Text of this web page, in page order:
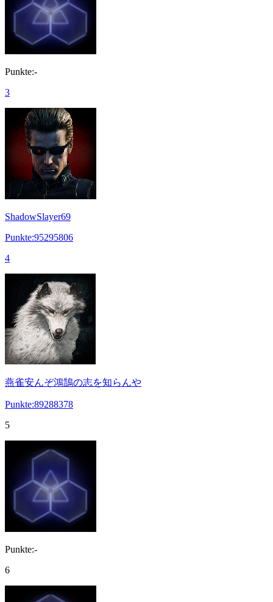
Punkte:-
3
ShadowSlayer69
Punkte:95295806
4
燕雀安んぞ鴻鵠の志を知らんや
Punkte:89288378
5
Punkte:-
6